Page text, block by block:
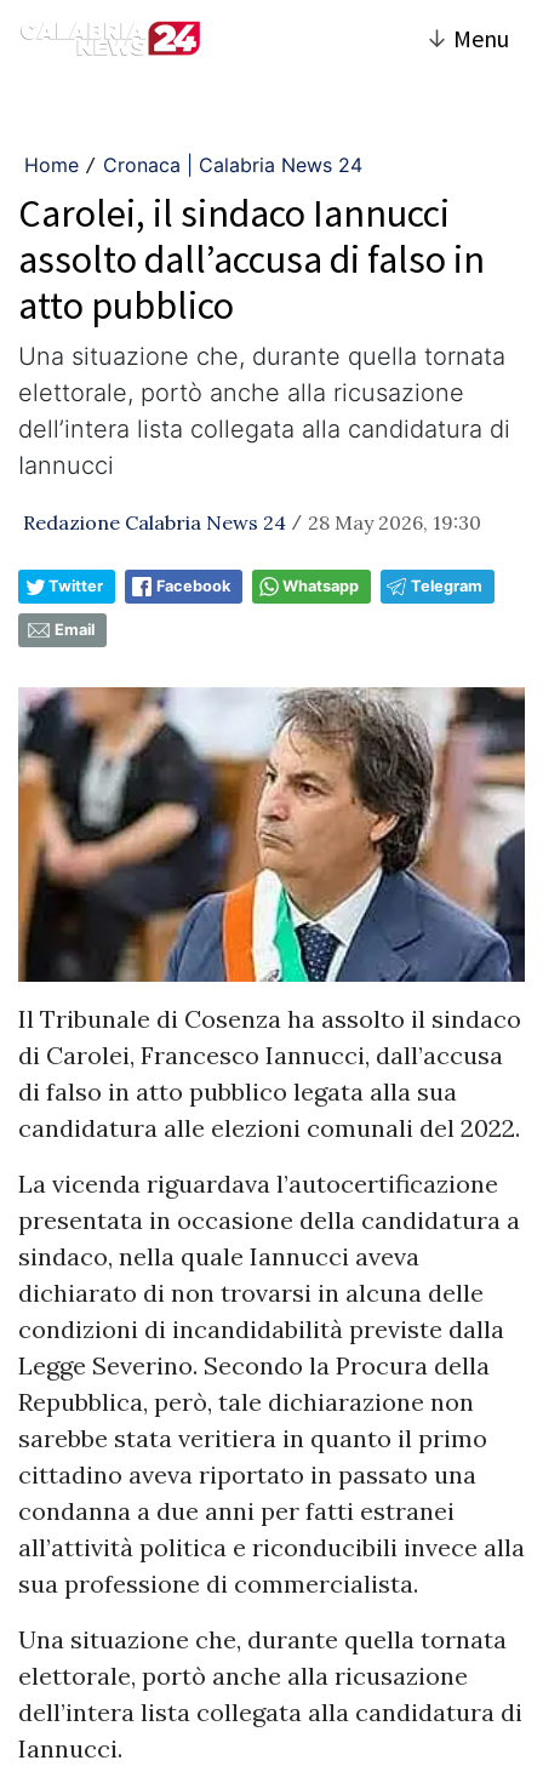
↓ Menu
Home / Cronaca | Calabria News 24
Carolei, il sindaco Iannucci
assolto dall’accusa di falso in
atto pubblico
Una situazione che, durante quella tornata
elettorale, portò anche alla ricusazione
dell’intera lista collegata alla candidatura di
Iannucci
Redazione Calabria News 24 / 28 May 2026, 19:30
Twitter Facebook Whatsapp Telegram
Email
Il Tribunale di Cosenza ha assolto il sindaco
di Carolei, Francesco Iannucci, dall’accusa
di falso in atto pubblico legata alla sua
candidatura alle elezioni comunali del 2022.
La vicenda riguardava l’autocertificazione
presentata in occasione della candidatura a
sindaco, nella quale Iannucci aveva
dichiarato di non trovarsi in alcuna delle
condizioni di incandidabilità previste dalla
Legge Severino. Secondo la Procura della
Repubblica, però, tale dichiarazione non
sarebbe stata veritiera in quanto il primo
cittadino aveva riportato in passato una
condanna a due anni per fatti estranei
all’attività politica e riconducibili invece alla
sua professione di commercialista.
Una situazione che, durante quella tornata
elettorale, portò anche alla ricusazione
dell’intera lista collegata alla candidatura di
Iannucci.